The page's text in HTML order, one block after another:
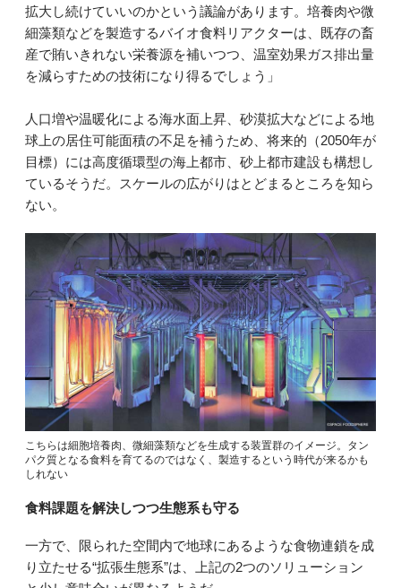
拡大し続けていいのかという議論があります。培養肉や微
細藻類などを製造するバイオ食料リアクターは、既存の畜
産で賄いきれない栄養源を補いつつ、温室効果ガス排出量
を減らすための技術になり得るでしょう」
人口増や温暖化による海水面上昇、砂漠拡大などによる地
球上の居住可能面積の不足を補うため、将来的（2050年が
目標）には高度循環型の海上都市、砂上都市建設も構想し
ているそうだ。スケールの広がりはとどまるところを知ら
ない。
こちらは細胞培養肉、微細藻類などを生成する装置群のイメージ。タン
パク質となる食料を育てるのではなく、製造するという時代が来るかも
しれない
食料課題を解決しつつ生態系も守る
一方で、限られた空間内で地球にあるような食物連鎖を成
り立たせる“拡張生態系”は、上記の2つのソリューション